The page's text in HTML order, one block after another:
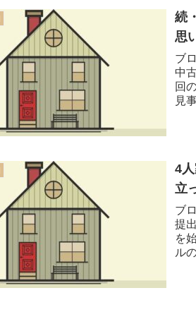
続
思
ブ
中
回
見
4
立
ブ
提
を
ル